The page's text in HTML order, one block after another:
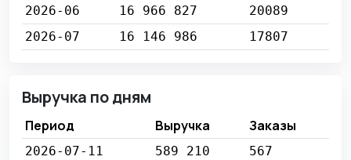
2026-06
16 966 827
20089
2026-07
16 146 986 17807
Выручка по дням
Период Выручка Заказы
2026-07-11 589 210
567